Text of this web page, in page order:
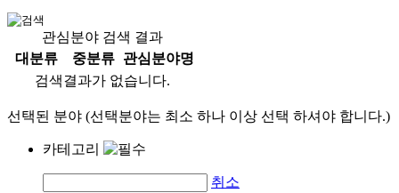
관심분야 검색 결과
대분류
중분류
관심분야명
검색결과가 없습니다.
선택된 분야 (선택분야는 최소 하나 이상 선택 하셔야 합니다.)
카테고리
취소